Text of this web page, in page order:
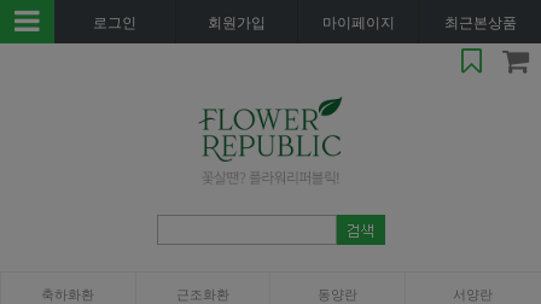
로그인 회원가입 마이페이지 최근본상품
축하화환 근조화환 동양란 서양란